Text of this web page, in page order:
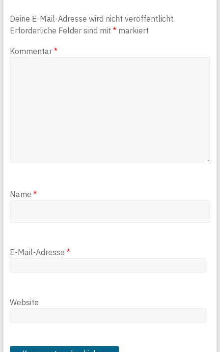
Deine E-Mail-Adresse wird nicht veröffentlicht.
Erforderliche Felder sind mit *markiert
Kommentar *
Name *
E-Mail-Adresse *
Website